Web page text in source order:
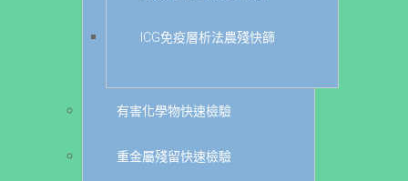
ICG免疫層析法農殘快篩
有害化學物快速檢驗
重金屬殘留快速檢驗